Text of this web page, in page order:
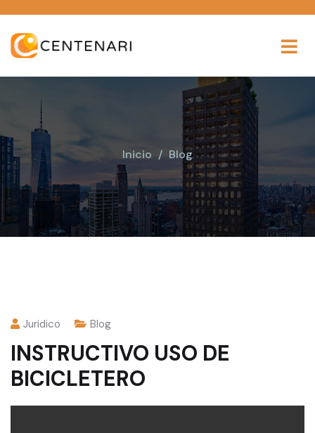
Inicio Blog
Juridico Blog
INSTRUCTIVO USO DE
BICICLETERO